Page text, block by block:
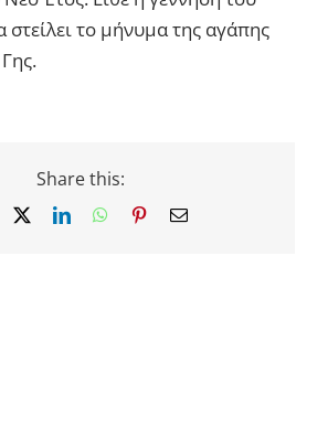
το μήνυμα της αγάπης
Share this:
Facebook LinkedInWhatsApp
PinterestEmail